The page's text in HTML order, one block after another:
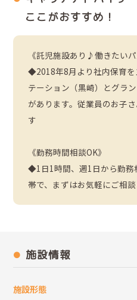
ここがおすすめ！
《託児施設あり♪働きたい
◆2018年8月より社内保育を
テーション（黒崎）とグラ
があります。従業員のお子
す
《勤務時間相談OK》
◆1日1時間、週1日から勤務
帯で、まずはお気軽にご相
施設情報
施設形態